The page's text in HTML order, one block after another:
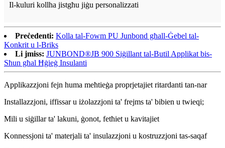
Il-kuluri kollha jistgħu jiġu personalizzati
Preċedenti: Kolla tal-Fowm PU Junbond għall-Ġebel tal-
Konkrit u l-Briks
Li jmiss: JUNBOND®JB 900 Siġillant tal-Butil Applikat bis-
Sħun għal Ħġieġ Insulanti
Applikazzjoni fejn huma meħtieġa proprjetajiet ritardanti tan-nar
Installazzjoni, iffissar u iżolazzjoni ta' frejms ta' bibien u twieqi;
Mili u siġillar ta' lakuni, ġonot, fetħiet u kavitajiet
Konnessjoni ta' materjali ta' insulazzjoni u kostruzzjoni tas-saqaf